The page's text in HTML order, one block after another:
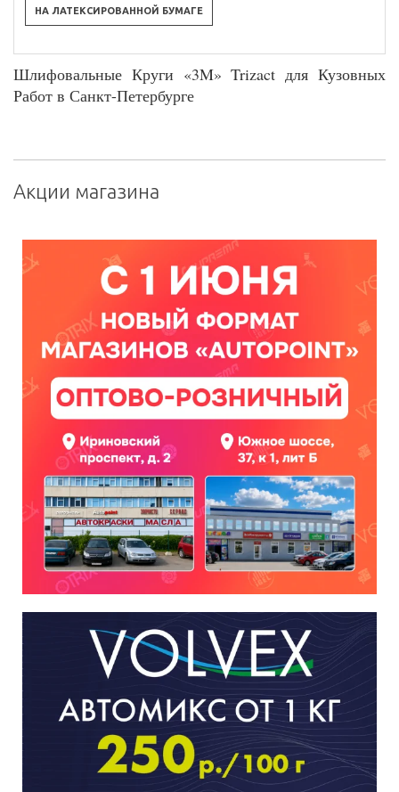
НА ЛАТЕКСИРОВАННОЙ БУМАГЕ
Шлифовальные Круги «3M» Trizact для Кузовных
Работ в Санкт-Петербурге
Акции магазина